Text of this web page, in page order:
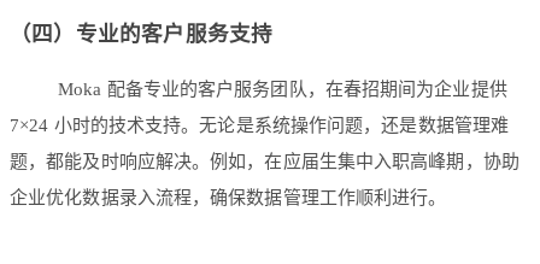
（四）专业的客户服务支持
Moka 配备专业的客户服务团队，在春招期间为企业提供
7×24 小时的技术支持。无论是系统操作问题，还是数据管理难
题，都能及时响应解决。例如，在应届生集中入职高峰期，协助
企业优化数据录入流程，确保数据管理工作顺利进行。